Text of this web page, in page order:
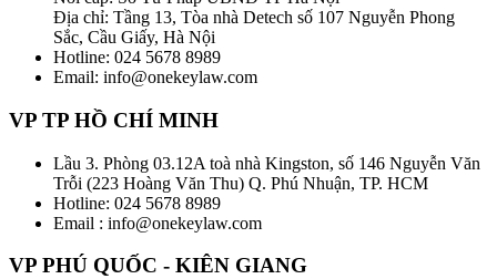
Địa chỉ: Tầng 13, Tòa nhà Detech số 107 Nguyễn Phong
Sắc, Cầu Giấy, Hà Nội
Hotline: 024 5678 8989
Email: info@onekeylaw.com
VP TP HỒ CHÍ MINH
Lầu 3. Phòng 03.12A toà nhà Kingston, số 146 Nguyễn Văn
Trỗi (223 Hoàng Văn Thu) Q. Phú Nhuận, TP. HCM
Hotline: 024 5678 8989
Email : info@onekeylaw.com
VP PHÚ QUỐC - KIÊN GIANG